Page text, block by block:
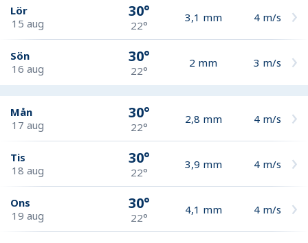
Lör
15 aug
30°
22°
3,1 mm 4 m/s
Sön
16 aug
30°
22°
2 mm 3 m/s
Mån
17 aug
30°
22°
2,8 mm 4 m/s
Tis
18 aug
30°
22°
3,9 mm 4 m/s
Ons
19 aug
30°
22°
4,1 mm 4 m/s